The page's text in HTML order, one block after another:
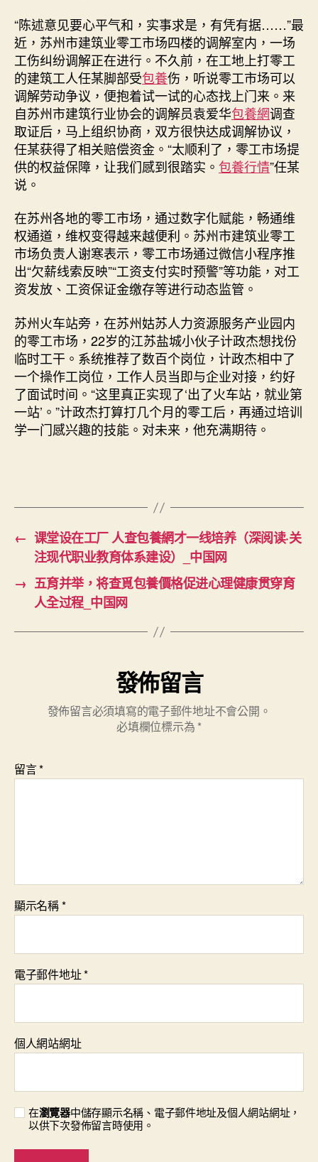
“陈述意见要心平气和，实事求是，有凭有据……”最
近，苏州市建筑业零工市场四楼的调解室内，一场
工伤纠纷调解正在进行。不久前，在工地上打零工
的建筑工人任某脚部受包養伤，听说零工市场可以
调解劳动争议，便抱着试一试的心态找上门来。来
自苏州市建筑行业协会的调解员袁爱华包養網调查
取证后，马上组织协商，双方很快达成调解协议，
任某获得了相关赔偿资金。“太顺利了，零工市场提
供的权益保障，让我们感到很踏实。 包養行情”任某
说。
在苏州各地的零工市场，通过数字化赋能，畅通维
权通道，维权变得越来越便利。苏州市建筑业零工
市场负责人谢寒表示，零工市场通过微信小程序推
出“欠薪线索反映”“工资支付实时预警”等功能，对工
资发放、工资保证金缴存等进行动态监管。
苏州火车站旁，在苏州姑苏人力资源服务产业园内
的零工市场，22岁的江苏盐城小伙子计政杰想找份
临时工干。系统推荐了数百个岗位，计政杰相中了
一个操作工岗位，工作人员当即与企业对接，约好
了面试时间。“这里真正实现了‘出了火车站，就业第
一站’。”计政杰打算打几个月的零工后，再通过培训
学一门感兴趣的技能。对未来，他充满期待。
← 课堂设在工厂 人查包養網才一线培养（深阅读·关
注现代职业教育体系建设）_中国网
→ 五育并举，将查覓包養價格促进心理健康贯穿育
人全过程_中国网
發佈留言
發佈留言必須填寫的電子郵件地址不會公開。
必填欄位標示為 *
留言*
顯示名稱*
電子郵件地址*
個人網站網址
在瀏覽器中儲存顯示名稱、電子郵件地址及個人網站網址，
以供下次發佈留言時使用。